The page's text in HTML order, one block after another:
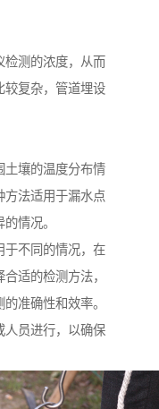
检测的浓度，从而
较复杂，管道埋设
土壤的温度分布情
方法适用于漏水点
情况。
于不同的情况，在
适的检测方法，
准确性和效率。
人员进行，以确保